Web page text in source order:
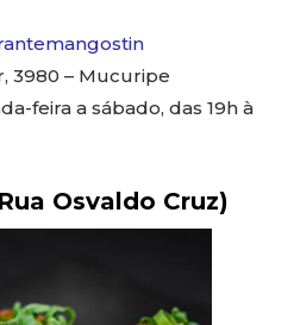
3980 – Mucuripe
feira a sábado, das 19h à
Osvaldo Cruz)